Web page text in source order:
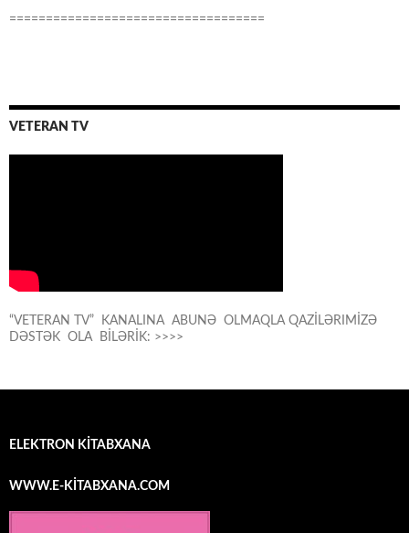
===================================
VETERAN TV
“VETERAN TV” KANALINA ABUNƏ OLMAQLA QAZİLƏRIMİZƏ
DƏSTƏK OLA BİLƏRİK: >>>>
ELEKTRON KİTABXANA
WWW.E-KİTABXANA.COM